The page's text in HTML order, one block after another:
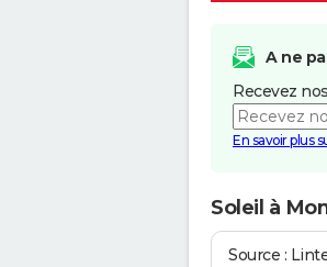
A ne
Recevez
En savoir plus
Soleil à
Source :